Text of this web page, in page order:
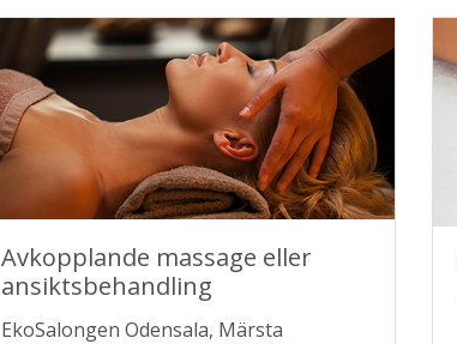
Avkopplande massage eller
ansiktsbehandling
EkoSalongen Odensala, Märsta